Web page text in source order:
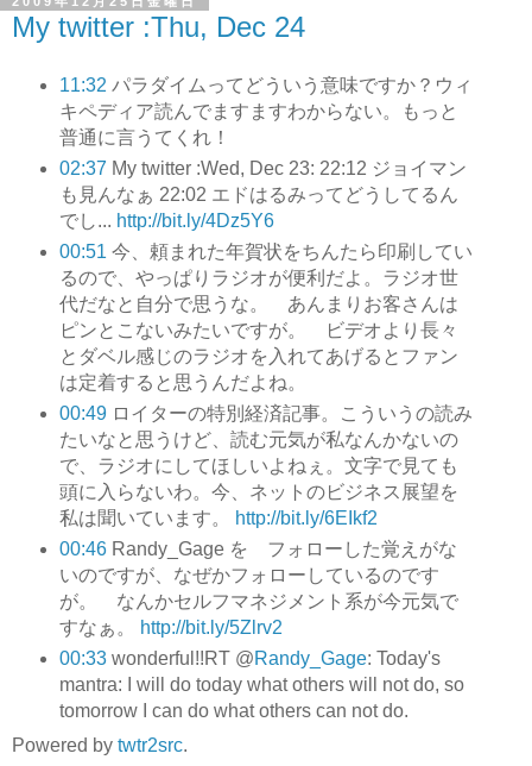
My twitter :Thu, Dec 24
11:32 パラダイムってどういう意味ですか？ウィ
キペディア読んでますますわからない。もっと
普通に言うてくれ！
02:37 My twitter :Wed, Dec 23: 22:12 ジョイマン
も見んなぁ 22:02 エドはるみってどうしてるん
でし... http://bit.ly/4Dz5Y6
00:51 今、頼まれた年賀状をちんたら印刷してい
るので、やっぱりラジオが便利だよ。ラジオ世
代だなと自分で思うな。 あんまりお客さんは
ピンとこないみたいですが。 ビデオより長々
とダベル感じのラジオを入れてあげるとファン
は定着すると思うんだよね。
00:49 ロイターの特別経済記事。こういうの読み
たいなと思うけど、読む元気が私なんかないの
で、ラジオにしてほしいよねぇ。文字で見ても
頭に入らないわ。今、ネットのビジネス展望を
私は聞いています。
http://bit.ly/6EIkf2
00:46 Randy_Gage を フォローした覚えがな
いのですが、なぜかフォローしているのです
が。 なんかセルフマネジメント系が今元気で
すなぁ。
http://bit.ly/5Zlrv2
00:33 wonderful!!RT @Randy_Gage: Today's
mantra: I will do today what others will not do, so
tomorrow I can do what others can not do.
Powered by twtr2src.